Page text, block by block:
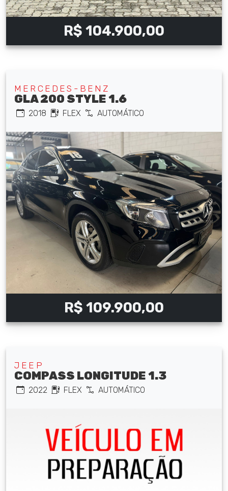
R$ 104.900,00
MERCEDES-BENZ
GLA 200 STYLE 1.6
2018 FLEX AUTOMÁTICO
R$ 109.900,00
JEEP
COMPASS LONGITUDE 1.3
2022 FLEX AUTOMÁTICO